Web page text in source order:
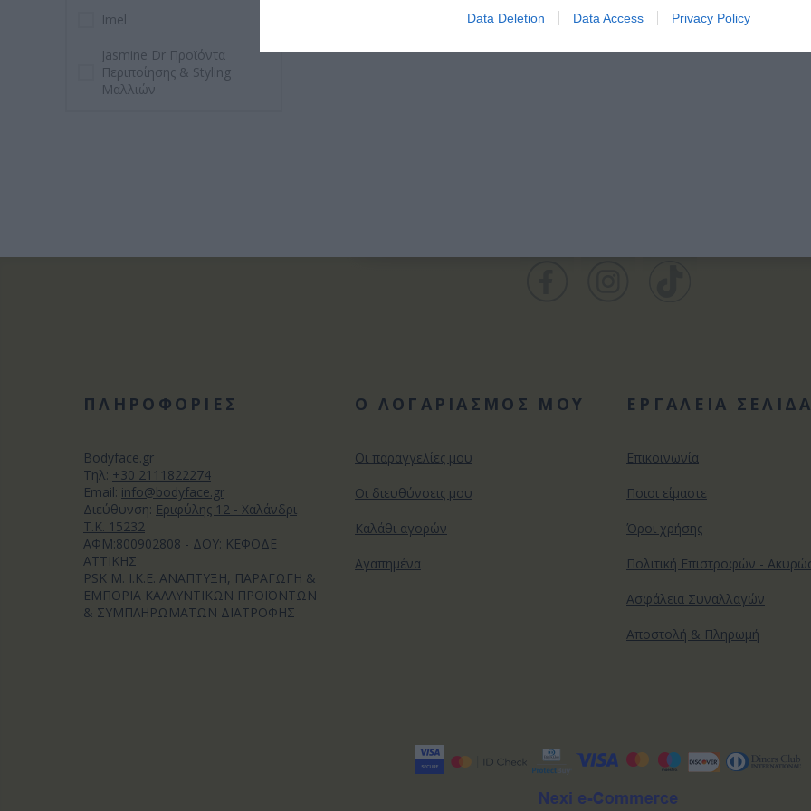
Data Deletion Data Access Privacy Policy
Imel
Jasmine Dr Προϊόντα
Περιποίησης & Styling
Μαλλιών
ΠΛΗΡΟΦΟΡΙΕΣ
Bodyface.gr
Tηλ: +30 2111822274
Email: info@bodyface.gr
Διεύθυνση: Εριφύλης 12 - Χαλάνδρι
Τ.Κ. 15232
ΑΦΜ:800902808 - ΔΟΥ: ΚΕΦΟΔΕ
ΑΤΤΙΚΗΣ
PSK M. I.K.E. ΑΝΑΠΤΥΞΗ, ΠΑΡΑΓΩΓΗ &
ΕΜΠΟΡΙΑ ΚΑΛΛΥΝΤΙΚΩΝ ΠΡΟΪΟΝΤΩΝ
& ΣΥΜΠΛΗΡΩΜΑΤΩΝ ΔΙΑΤΡΟΦΗΣ
Ο ΛΟΓΑΡΙΑΣΜΟΣ ΜΟΥ
Οι παραγγελίες μου
Οι διευθύνσεις μου
Καλάθι αγορών
Αγαπημένα
ΕΡΓΑΛΕΙΑ
Επικοινωνία
Ποιοι είμαστε
Όροι χρήσης
Πολιτική Επιστροφών -
Ασφάλεια Συναλλαγών
Αποστολή & Πληρωμή